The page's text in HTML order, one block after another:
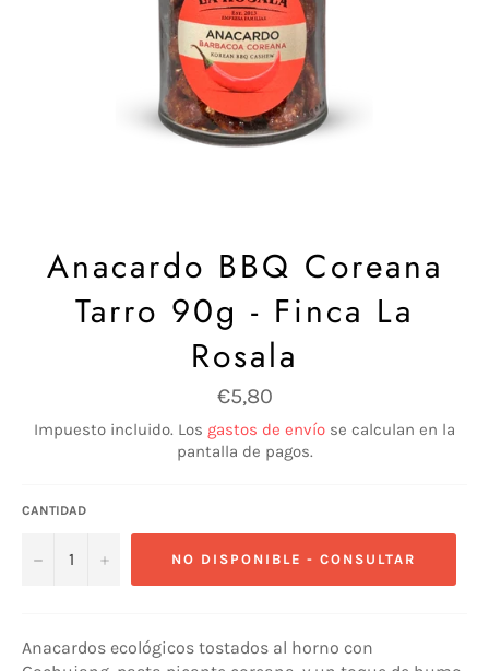
Anacardo BBQ Coreana
Tarro 90g - Finca La
Rosala
Precio
habitual
€5,80
Impuesto incluido. Los gastos de envío se calculan en la
pantalla de pagos.
CANTIDAD
− + NO DISPONIBLE - CONSULTAR
Anacardos ecológicos tostados al horno con